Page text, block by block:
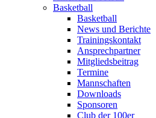
Basketball
Basketball
News und Berichte
Trainingskontakt
Ansprechpartner
Mitgliedsbeitrag
Termine
Mannschaften
Downloads
Sponsoren
Club der 100er